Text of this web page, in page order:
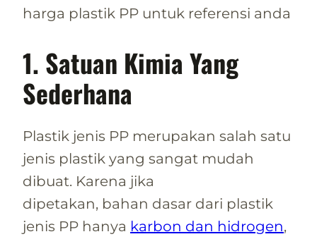
harga plastik PP untuk referensi anda
1. Satuan Kimia Yang
Sederhana
Plastik jenis PP merupakan salah satu
jenis plastik yang sangat mudah
dibuat. Karena jika
dipetakan, bahan dasar dari plastik
jenis PP hanya karbon dan hidrogen,